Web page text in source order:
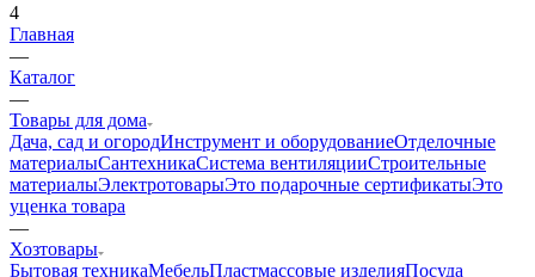
4
Главная
—
Каталог
—
Товары для дома
Дача, сад и огородИнструмент и оборудованиеОтделочные
материалыСантехникаСистема вентиляцииСтроительные
материалыЭлектротоварыЭто подарочные сертификатыЭто
уценка товара
—
Хозтовары
Бытовая техникаМебельПластмассовые изделияПосуда